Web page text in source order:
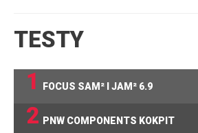
TESTY
1
FOCUS SAM² I JAM² 6.9
2 PNW COMPONENTS KOKPIT